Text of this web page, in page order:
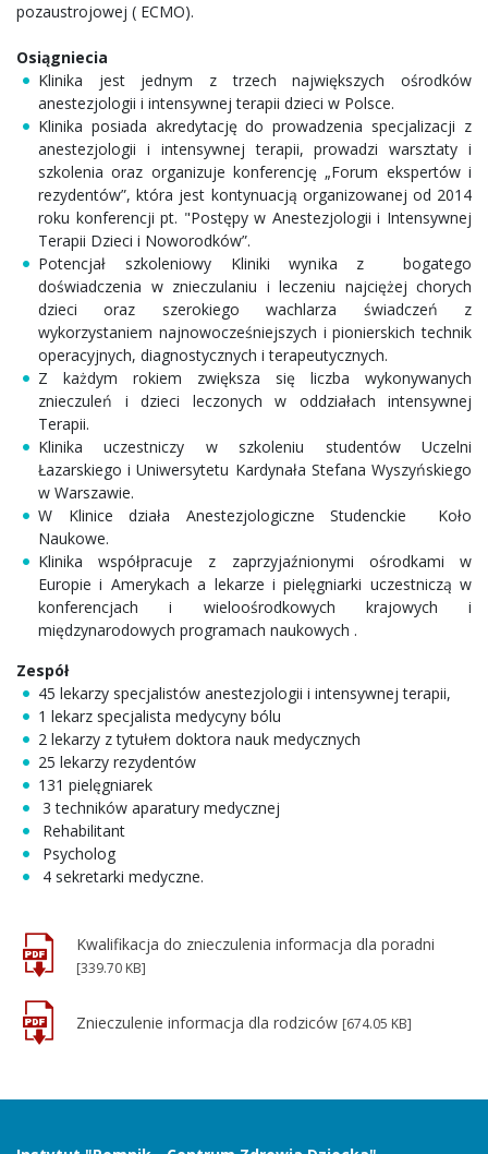
pozaustrojowej ( ECMO).
Osiągniecia
Klinika jest jednym z trzech największych ośrodków
anestezjologii i intensywnej terapii dzieci w Polsce.
Klinika posiada akredytację do prowadzenia specjalizacji z
anestezjologii i intensywnej terapii, prowadzi warsztaty i
szkolenia oraz organizuje konferencję „Forum ekspertów i
rezydentów”, która jest kontynuacją organizowanej od 2014
roku konferencji pt. "Postępy w Anestezjologii i Intensywnej
Terapii Dzieci i Noworodków”.
Potencjał szkoleniowy Kliniki wynika z bogatego
doświadczenia w znieczulaniu i leczeniu najciężej chorych
dzieci oraz szerokiego wachlarza świadczeń z
wykorzystaniem najnowocześniejszych i pionierskich technik
operacyjnych, diagnostycznych i terapeutycznych.
Z każdym rokiem zwiększa się liczba wykonywanych
znieczuleń i dzieci leczonych w oddziałach intensywnej
Terapii.
Klinika uczestniczy w szkoleniu studentów Uczelni
Łazarskiego i Uniwersytetu Kardynała Stefana Wyszyńskiego
w Warszawie.
W Klinice działa Anestezjologiczne Studenckie Koło
Naukowe.
Klinika współpracuje z zaprzyjaźnionymi ośrodkami w
Europie i Amerykach a lekarze i pielęgniarki uczestniczą w
konferencjach i wieloośrodkowych krajowych i
międzynarodowych programach naukowych .
Zespół
45 lekarzy specjalistów anestezjologii i intensywnej terapii,
1 lekarz specjalista medycyny bólu
2 lekarzy z tytułem doktora nauk medycznych
25 lekarzy rezydentów
131 pielęgniarek
3 techników aparatury medycznej
Rehabilitant
Psycholog
4 sekretarki medyczne.
Kwalifikacja do znieczulenia informacja dla poradni
[339.70 KB]
Znieczulenie informacja dla rodziców [674.05 KB]